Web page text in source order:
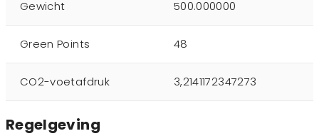
Gewicht 500.000000
Green Points 48
CO2-voetafdruk 3,2141172347273
Regelgeving